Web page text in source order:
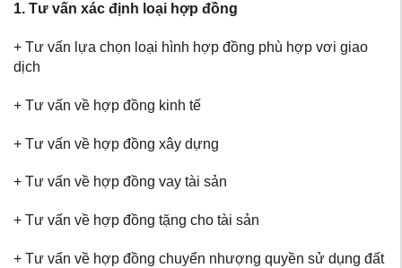
1. Tư vấn xác định loại hợp đồng
+ Tư vấn lựa chọn loại hình hợp đồng phù hợp vơi giao
dịch
+ Tư vấn về hợp đồng kinh tế
+ Tư vấn về hợp đồng xây dựng
+ Tư vấn về hợp đồng vay tài sản
+ Tư vấn về hợp đồng tặng cho tài sản
+ Tư vấn về hợp đồng chuyển nhượng quyền sử dụng đất